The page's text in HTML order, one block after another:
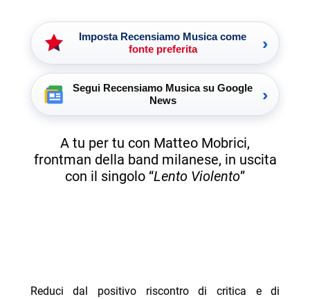
Imposta Recensiamo Musica come
fonte preferita
›
Segui Recensiamo Musica su Google
News
›
A tu per tu con Matteo Mobrici,
frontman della band milanese, in uscita
con il singolo “Lento Violento”
Reduci dal positivo riscontro di critica e di